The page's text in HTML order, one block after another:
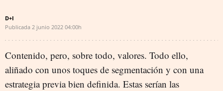
D+I
Publicada 2 junio 2022 04:00h
Contenido, pero, sobre todo, valores. Todo ello,
aliñado con unos toques de segmentación y con una
estrategia previa bien definida. Estas serían las